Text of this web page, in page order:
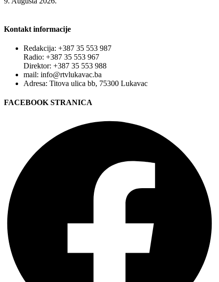
Kontakt informacije
Redakcija: +387 35 553 987
Radio: +387 35 553 967
Direktor: +387 35 553 988
mail: info@rtvlukavac.ba
Adresa: Titova ulica bb, 75300 Lukavac
FACEBOOK STRANICA